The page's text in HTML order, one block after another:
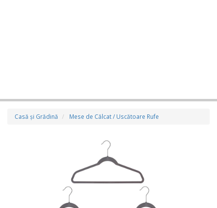
Casă şi Grădină Mese de Călcat / Uscătoare Rufe